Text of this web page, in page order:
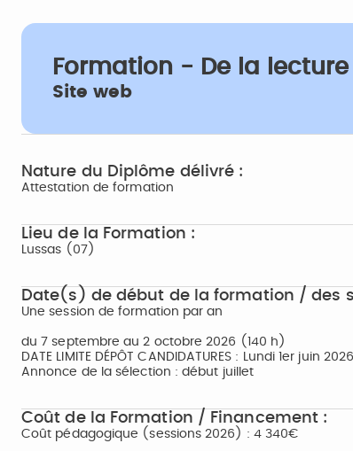
Formation - De la
Site web
Nature du Diplôme délivré :
Attestation de formation
Lieu de la Formation :
Lussas (07)
Date(s) de début de la formation / des
Une session de formation par an
du 7 septembre au 2 octobre 2026 (140 h)
DATE LIMITE DÉPÔT CANDIDATURES : Lundi 1er juin
Annonce de la sélection : début juillet
Coût de la Formation / Financement :
Coût pédagogique (sessions 2026) : 4 340€